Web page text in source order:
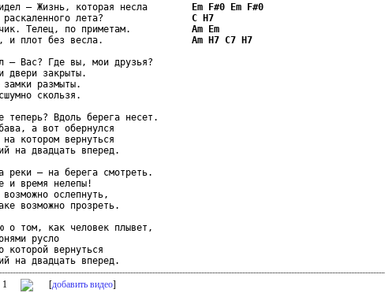
– Жизнь, которая несла Em F#0 Em F#0
раскаленного лета? C H7
Телец, по приметам. Am Em
и плот без весла. Am H7 C7 H7
– Вас? Где вы, мои друзья?
двери закрыты.
размыты.
скользя.
теперь? Вдоль берега несет.
а вот обернулся
котором вернуться
на двадцать вперед.
реки – на берега смотреть.
и время нелепы!
ослепнуть,
возможно прозреть.
о том, как человек плывет,
русло
которой вернуться
1 [добавить видео]